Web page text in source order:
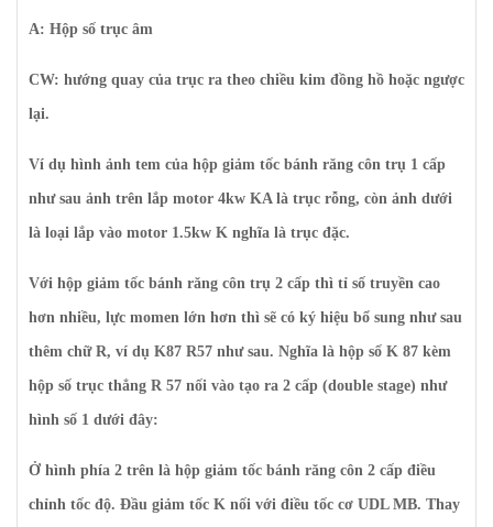
A: Hộp số trục âm
CW: hướng quay của trục ra theo chiều kim đồng hồ hoặc ngược
lại.
Ví dụ hình ảnh tem của hộp giảm tốc bánh răng côn trụ 1 cấp
như sau ảnh trên lắp motor 4kw KA là trục rỗng, còn ảnh dưới
là loại lắp vào motor 1.5kw K nghĩa là trục đặc.
Với hộp giảm tốc bánh răng côn trụ 2 cấp thì tỉ số truyền cao
hơn nhiều, lực momen lớn hơn thì sẽ có ký hiệu bổ sung như sau
thêm chữ R, ví dụ K87 R57 như sau. Nghĩa là hộp số K 87 kèm
hộp số trục thẳng R 57 nối vào tạo ra 2 cấp (double stage) như
hình số 1 dưới đây:
Ở hình phía 2 trên là hộp giảm tốc bánh răng côn 2 cấp điều
chỉnh tốc độ. Đầu giảm tốc K nối với điều tốc cơ UDL MB. Thay